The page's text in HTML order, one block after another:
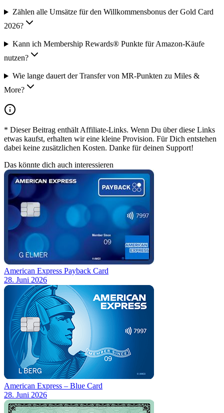
Zählen alle Umsätze für den Willkommensbonus der Gold Card
2026?
Kann ich Membership Rewards® Punkte für Amazon-Käufe
nutzen?
Wie lange dauert der Transfer von MR-Punkten zu Miles &
More?
* Dieser Beitrag enthält Affiliate-Links. Wenn Du über diese Links
etwas kaufst, erhalten wir eine kleine Provision. Für Dich entstehen
dabei keine zusätzlichen Kosten. Danke für deinen Support!
Das könnte dich auch interessieren
American Express Payback Card
28. Juni 2026
American Express – Blue Card
28. Juni 2026